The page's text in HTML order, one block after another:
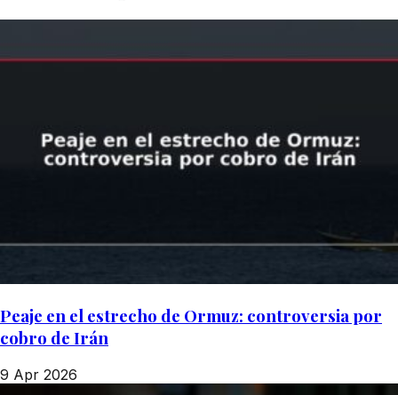
Peaje en el estrecho de Ormuz: controversia por
cobro de Irán
9 Apr 2026